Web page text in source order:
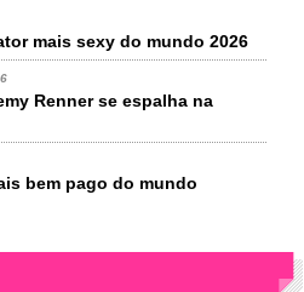
mais sexy do mundo 2026
Renner se espalha na
bem pago do mundo